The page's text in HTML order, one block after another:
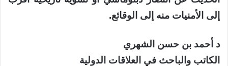
إلى الأمنيات منه إلى الوقائع.
د أحمد بن حسن الشهري
الكاتب والباحث في العلاقات الدولية